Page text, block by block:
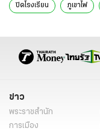
ปิดโรงเรียน ภูเขาไฟ
ข่าว
พระราชสำนัก
การเมือง